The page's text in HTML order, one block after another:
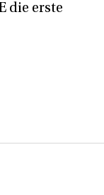
die erste